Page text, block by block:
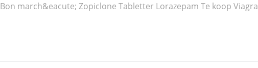
Bon march&eacute; Zopiclone Tabletter Lorazepam Te koop Viagra